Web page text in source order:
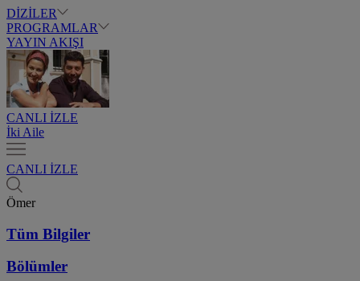
DİZİLER
PROGRAMLAR
YAYIN AKIŞI
CANLI İZLE
İki Aile
CANLI İZLE
Ömer
Tüm Bilgiler
Bölümler